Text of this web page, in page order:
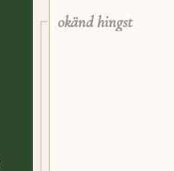
okänd hingst